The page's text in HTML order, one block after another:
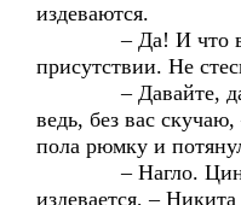
издеваются.
– Да! И что
присутствии. Не
– Давайте,
ведь, без вас
пола рюмку и
– Нагло.
издевается, –